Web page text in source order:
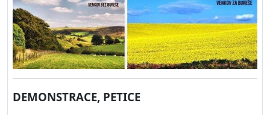
DEMONSTRACE, PETICE